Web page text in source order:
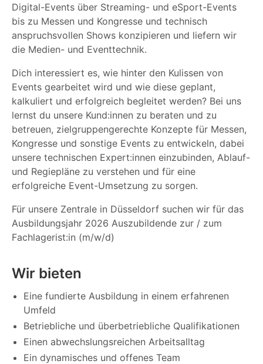
Digital-Events über Streaming- und eSport-Events
bis zu Messen und Kongresse und technisch
anspruchsvollen Shows konzipieren und liefern wir
die Medien- und Eventtechnik.
Dich interessiert es, wie hinter den Kulissen von
Events gearbeitet wird und wie diese geplant,
kalkuliert und erfolgreich begleitet werden? Bei uns
lernst du unsere Kund:innen zu beraten und zu
betreuen, zielgruppengerechte Konzepte für Messen,
Kongresse und sonstige Events zu entwickeln, dabei
unsere technischen Expert:innen einzubinden, Ablauf-
und Regiepläne zu verstehen und für eine
erfolgreiche Event-Umsetzung zu sorgen.
Für unsere Zentrale in Düsseldorf suchen wir für das
Ausbildungsjahr 2026 Auszubildende zur / zum
Fachlagerist:in (m/w/d)
Wir bieten
Eine fundierte Ausbildung in einem erfahrenen
Umfeld
Betriebliche und überbetriebliche Qualifikationen
Einen abwechslungsreichen Arbeitsalltag
Ein dynamisches und offenes Team